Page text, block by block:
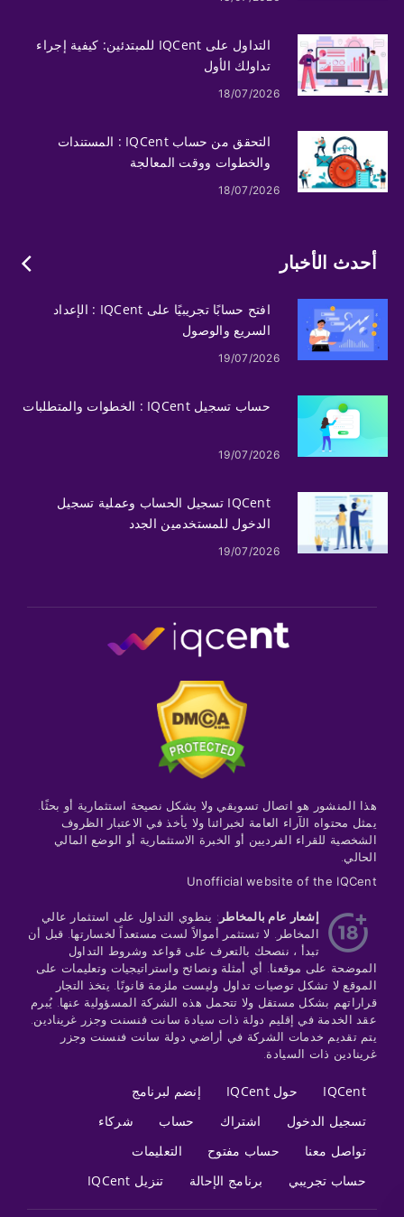
التداول على IQCent للمبتدئين: كيفية إجراء
تداولك الأول
18/07/2026
التحقق من حساب IQCent : المستندات
والخطوات ووقت المعالجة
18/07/2026
أحدث الأخبار
افتح حسابًا تجريبيًا على IQCent : الإعداد
السريع والوصول
19/07/2026
حساب تسجيل IQCent : الخطوات والمتطلبات
19/07/2026
IQCent تسجيل الحساب وعملية تسجيل
الدخول للمستخدمين الجدد
19/07/2026
هذا المنشور هو اتصال تسويقي ولا يشكل نصيحة استثمارية أو بحثًا.
يمثل محتواه الآراء العامة لخبرائنا ولا يأخذ في الاعتبار الظروف
الشخصية للقراء الفرديين أو الخبرة الاستثمارية أو الوضع المالي
الحالي.
Unofficial website of the IQCent
إشعار عام بالمخاطر : ينطوي التداول على استثمار عالي
المخاطر. لا تستثمر أموالاً لست مستعداً لخسارتها. قبل أن
تبدأ ، ننصحك بالتعرف على قواعد وشروط التداول
الموضحة على موقعنا. أي أمثلة ونصائح واستراتيجيات وتعليمات على
الموقع لا تشكل توصيات تداول وليست ملزمة قانونًا. يتخذ التجار
قراراتهم بشكل مستقل ولا تتحمل هذه الشركة المسؤولية عنها. يُبرم
عقد الخدمة في إقليم دولة ذات سيادة سانت فنسنت وجزر غرينادين.
يتم تقديم خدمات الشركة في أراضي دولة سانت فنسنت وجزر
غرينادين ذات السيادة.
IQCent حول IQCent
إنضم لبرنامج
تسجيل الدخول
اشتراك حساب
شركاء
تواصل معنا
حساب مفتوح
التعليمات
حساب تجريبي
برنامج الإحالة تنزيل IQCent